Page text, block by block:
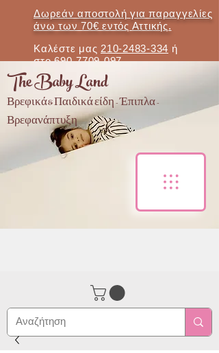
Δωρεάν αποστολή για παραγγελίες
άνω των 70€ εντός Αττικής.
Καλέστε μας 210-2483-334 ή
στο690-7709-097
The Baby Land
Βρεφικά & Παιδικά είδη - Έπιπλα -
Βρεφανάπτυξη